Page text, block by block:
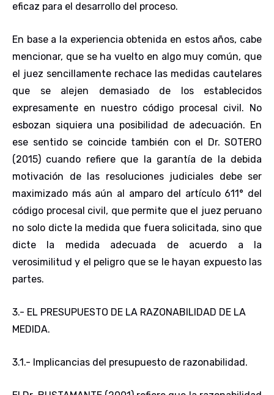
eficaz para el desarrollo del proceso.
En base a la experiencia obtenida en estos años, cabe
mencionar, que se ha vuelto en algo muy común, que
el juez sencillamente rechace las medidas cautelares
que se alejen demasiado de los establecidos
expresamente en nuestro código procesal civil. No
esbozan siquiera una posibilidad de adecuación. En
ese sentido se coincide también con el Dr. SOTERO
(2015) cuando refiere que la garantía de la debida
motivación de las resoluciones judiciales debe ser
maximizado más aún al amparo del artículo 611° del
código procesal civil, que permite que el juez peruano
no solo dicte la medida que fuera solicitada, sino que
dicte la medida adecuada de acuerdo a la
verosimilitud y el peligro que se le hayan expuesto las
partes.
3.- EL PRESUPUESTO DE LA RAZONABILIDAD DE LA
MEDIDA.
3.1.- Implicancias del presupuesto de razonabilidad .